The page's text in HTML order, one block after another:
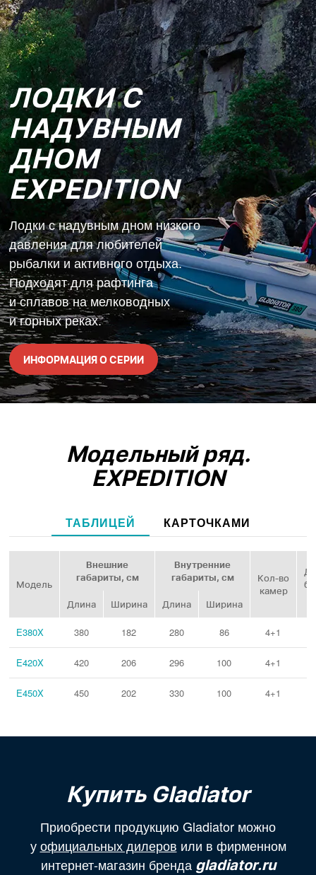
ЛОДКИ С
НАДУВНЫМ
ДНОМ
EXPEDITION
Лодки с надувным дном низкого
давления для любителей
рыбалки и активного отдыха.
Подходят для рафтинга
и сплавов на мелководных
и горных реках.
ИНФОРМАЦИЯ О СЕРИИ
Модельный ряд.
EXPEDITION
ТАБЛИЦЕЙ КАРТОЧКАМИ
Модель
Внешние
габариты, см
Внутренние
габариты, см
Кол‑во
камер
Длина
Ширина Длина Ширина
E380X 380 182 280 86 4+1
E420X 420 206 296 100 4+1
E450X 450 202 330 100 4+1
Купить Gladiator
Приобрести продукцию Gladiator можно
уофициальных дилеров или в фирменном
интернет-магазин бренда gladiator.ru